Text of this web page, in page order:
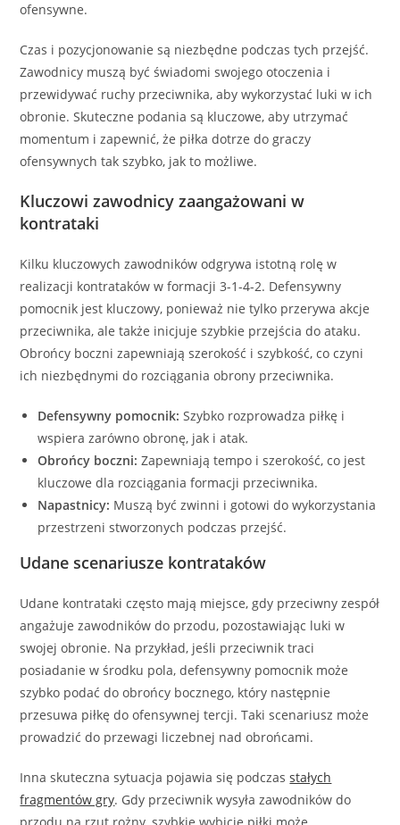
ofensywne.
Czas i pozycjonowanie są niezbędne podczas tych przejść.
Zawodnicy muszą być świadomi swojego otoczenia i
przewidywać ruchy przeciwnika, aby wykorzystać luki w ich
obronie. Skuteczne podania są kluczowe, aby utrzymać
momentum i zapewnić, że piłka dotrze do graczy
ofensywnych tak szybko, jak to możliwe.
Kluczowi zawodnicy zaangażowani w
kontrataki
Kilku kluczowych zawodników odgrywa istotną rolę w
realizacji kontrataków w formacji 3-1-4-2. Defensywny
pomocnik jest kluczowy, ponieważ nie tylko przerywa akcje
przeciwnika, ale także inicjuje szybkie przejścia do ataku.
Obrońcy boczni zapewniają szerokość i szybkość, co czyni
ich niezbędnymi do rozciągania obrony przeciwnika.
Defensywny pomocnik: Szybko rozprowadza piłkę i
wspiera zarówno obronę, jak i atak.
Obrońcy boczni: Zapewniają tempo i szerokość, co jest
kluczowe dla rozciągania formacji przeciwnika.
Napastnicy: Muszą być zwinni i gotowi do wykorzystania
przestrzeni stworzonych podczas przejść.
Udane scenariusze kontrataków
Udane kontrataki często mają miejsce, gdy przeciwny zespół
angażuje zawodników do przodu, pozostawiając luki w
swojej obronie. Na przykład, jeśli przeciwnik traci
posiadanie w środku pola, defensywny pomocnik może
szybko podać do obrońcy bocznego, który następnie
przesuwa piłkę do ofensywnej tercji. Taki scenariusz może
prowadzić do przewagi liczebnej nad obrońcami.
Inna skuteczna sytuacja pojawia się podczasstałych
fragmentów gry. Gdy przeciwnik wysyła zawodników do